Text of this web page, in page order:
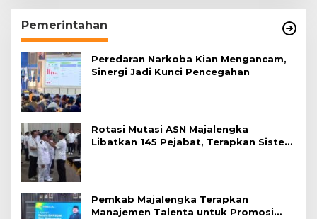
Pemerintahan
Peredaran Narkoba Kian Mengancam,
Sinergi Jadi Kunci Pencegahan
Rotasi Mutasi ASN Majalengka
Libatkan 145 Pejabat, Terapkan Sistem
Pemkab Majalengka Terapkan
Manajemen Talenta untuk Promosi